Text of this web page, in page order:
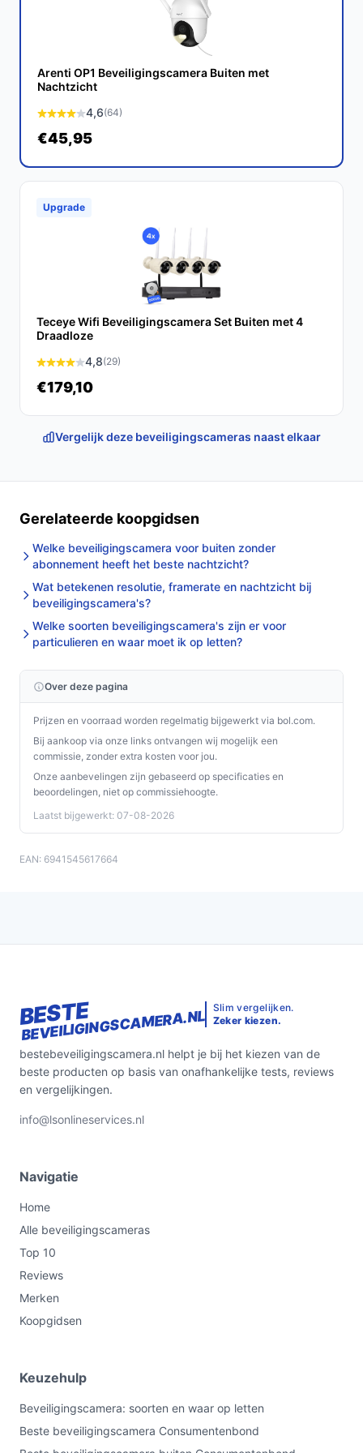
nachtzicht en robuuste ontwerp, biedt deze camera
alles wat u nodig heeft voor optimale veiligheid.
Ontdek alle specificaties en vergelijk prijzen op
bestebeveiligingscamera.nl. Kies bewust wat perfect
past bij jouw behoeften!
Arenti OP1 Beveiligingscamera Buiten met
Nachtzicht
4,6(64)
€45,95
Upgrade
Teceye Wifi Beveiligingscamera Set Buiten met 4
Draadloze
4,8(29)
€179,10
Vergelijk deze beveiligingscameras naast elkaar
Gerelateerde koopgidsen
Welke beveiligingscamera voor buiten zonder
abonnement heeft het beste nachtzicht?
Wat betekenen resolutie, framerate en nachtzicht bij
beveiligingscamera's?
Welke soorten beveiligingscamera's zijn er voor
particulieren en waar moet ik op letten?
Over deze pagina
Prijzen en voorraad worden regelmatig bijgewerkt via bol.com.
Bij aankoop via onze links ontvangen wij mogelijk een
commissie, zonder extra kosten voor jou.
Onze aanbevelingen zijn gebaseerd op specificaties en
beoordelingen, niet op commissiehoogte.
Laatst bijgewerkt: 07-08-2026
EAN: 6941545617664
BESTE
BEVEILIGINGSCAMERA.NL Slim vergelijken.
Zeker kiezen.
bestebeveiligingscamera.nl helpt je bij het kiezen van de
beste producten op basis van onafhankelijke tests, reviews
en vergelijkingen.
info@lsonlineservices.nl
Navigatie
Home
Alle beveiligingscameras
Top 10
Reviews
Merken
Koopgidsen
Keuzehulp
Beveiligingscamera: soorten en waar op letten
Beste beveiligingscamera Consumentenbond